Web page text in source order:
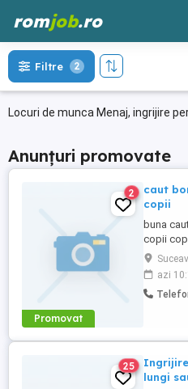
romjob.ro
Locuri de munca Menaj, ingrijire
Filtre 2
Anunțuri promovate
Promovat
2
caut
copii
buna
copii
gratis și
multe
azi
25
lungi